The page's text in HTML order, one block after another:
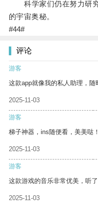
科学家们仍在努力研究
的宇宙奥秘。
#44#
评论
游客
这款app就像我的私人助理，随
2025-11-03
游客
梯子神器，ins随便看，美美哒！
2025-11-03
游客
这款游戏的音乐非常优美，听了
2025-11-03